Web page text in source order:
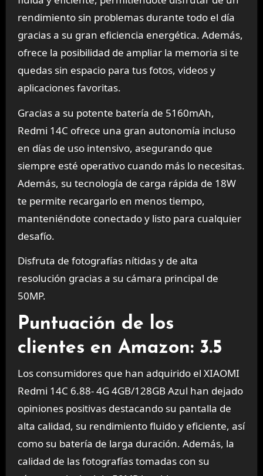
rendimiento sin problemas durante todo el día
gracias a su gran eficiencia energética. Además,
ofrece la posibilidad de ampliar la memoria si te
quedas sin espacio para tus fotos, videos y
aplicaciones favoritas.
Gracias a su potente batería de 5160mAh,
Redmi 14C ofrece una gran autonomía incluso
en días de uso intensivo, asegurando que
siempre esté operativo cuando más lo necesitas.
Además, su tecnología de carga rápida de 18W
te permite recargarlo en menos tiempo,
manteniéndote conectado y listo para cualquier
desafío.
Disfruta de fotografías nítidas y de alta
resolución gracias a su cámara principal de
50MP.
Puntuación de los
clientes en Amazon: 3.5
Los consumidores que han adquirido el XIAOMI
Redmi 14C 6.88- 4G 4GB/128GB Azul han dejado
opiniones positivas destacando su pantalla de
alta calidad, su rendimiento fluido y eficiente, así
como su batería de larga duración. Además, la
calidad de las fotografías tomadas con su